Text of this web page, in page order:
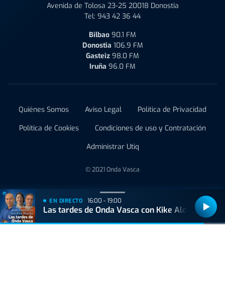
Avenida de Tolosa 23-25 20018 Donostia
Tel: 943 42 36 44
Bilbao 90.1 FM
Donostia 106.9 FM
Gasteiz 98.0 FM
Iruña 96.0 FM
Quiénes Somos Aviso Legal
Política de Privacidad
Política de Cookies
Condiciones de uso y Contratación
Administrar Utiq
© 2021 Onda Vasca
EN DIRECTO 16:00 - 19:00
Las tardes de Onda Vasca con Kike Alonso